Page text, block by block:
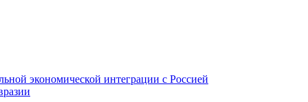
экономической интеграции с Россией